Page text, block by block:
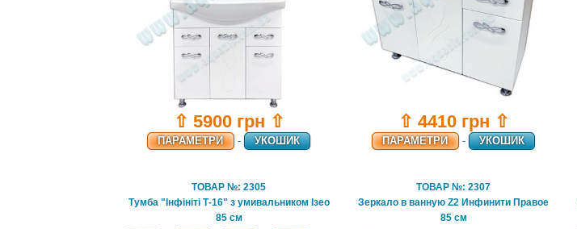
⇧ 5900 грн ⇧
ПАРАМЕТРИ - УКОШИК
⇧ 4410 грн ⇧
ПАРАМЕТРИ - УКОШИК
ТОВАР №: 2305
Тумба "Інфініті Т-16" з умивальником Ізео
85 см
ТОВАР №: 2307
Зеркало в ванную Z2 Инфинити Правое
85 см